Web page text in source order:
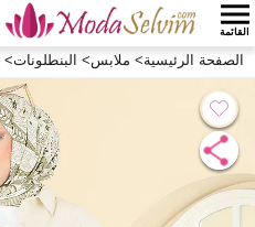
القائمة
الصفحة الرئيسية> ملابس> البنطلونات>